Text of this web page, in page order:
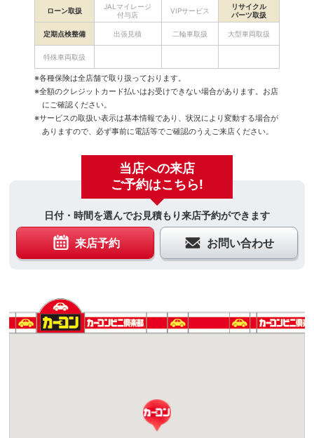
ローン取扱
JALマイレージ
付与店
VIPサービス
リサイクル
パーツ取扱
定期点検整備 出張見積 二輪車取扱 大型車両取扱
特殊車両取扱
※各種保険は全店舗で取り扱っております。
※全額のクレジットカード払いはお受けできない場合があります。お店
にご確認ください。
※サービスの取扱い表示は基本情報であり、状況により変動する場合が
ありますので、必ず事前に電話等でご確認のうえご来店ください。
当店への来店
ご予約はこちら!
日付・時間を選んでお見積もり来店予約ができます
来店予約 お問い合わせ